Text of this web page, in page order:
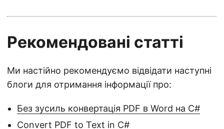
Рекомендовані статті
Ми настійно рекомендуємо відвідати наступні
блоги для отримання інформації про:
Без зусиль конвертація PDF в Word на C#
Convert PDF to Text in C#